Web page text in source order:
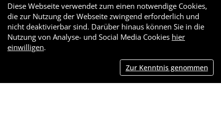
Diese Webseite verwendet zum einen notwendige Cookies,
die zur Nutzung der Webseite zwingend erforderlich und
nicht deaktivierbar sind. Darüber hinaus können Sie in die
Nutzung von Analyse- und Social Media Cookies hier
einwilligen.
Zur Kenntnis genommen